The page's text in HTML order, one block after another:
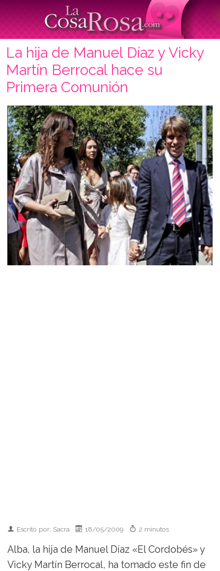
La hija de Manuel Díaz y Vicky
Martín Berrocal hace su
Primera Comunión
Escrito por: Sacra 18/05/2009 2 minutos
Alba, la hija de Manuel Díaz «El Cordobés» y
Vicky Martín Berrocal, ha tomado este fin de